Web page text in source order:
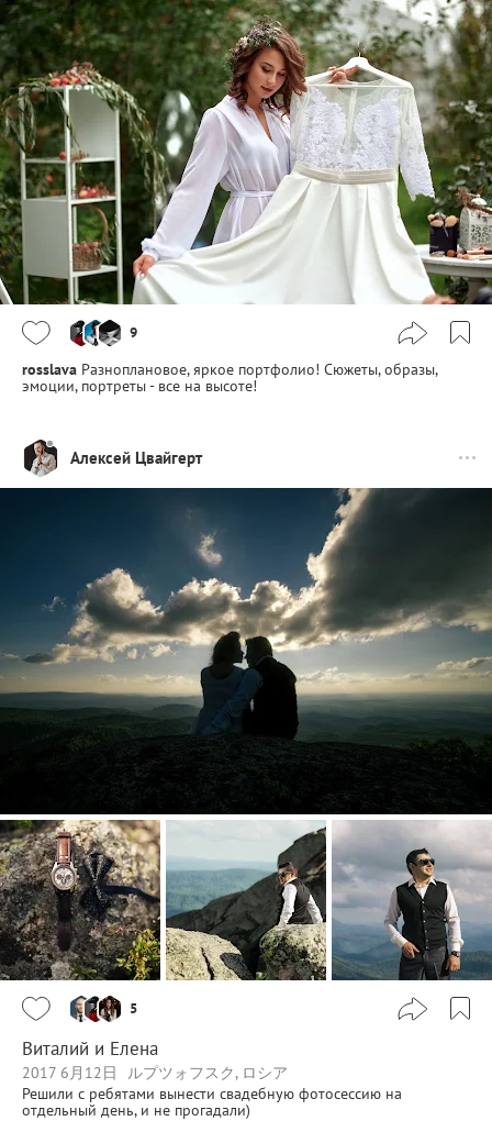
9
rosslava Разноплановое, яркое портфолио! Сюжеты, образы,
эмоции, портреты - все на высоте!
Алексей Цвайгерт
5
Виталий и Елена
2017 6月12日
ルプツォフスク, ロシア
Решили с ребятами вынести свадебную фотосессию на
отдельный день, и не прогадали)